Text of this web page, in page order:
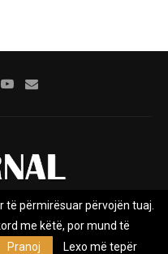
Marketing
të përmirësuar përvojën tuaj.
me këtë, por mund të
Pranoj Lexo më tepër